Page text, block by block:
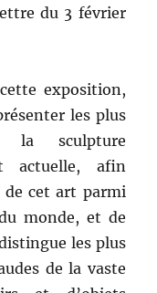
du 3 février
exposition,
les plus
la sculpture
actuelle, afin
de cet art parmi
monde, et de
les plus
de la vaste